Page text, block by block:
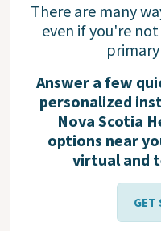
There are many
even if you're
Answer a few
personalized
Nova Scotia
options near
virtual and
GET